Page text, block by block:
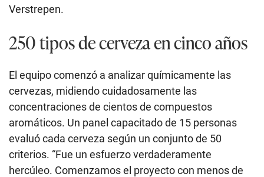
Verstrepen.
250 tipos de cerveza en cinco años
El equipo comenzó a analizar químicamente las
cervezas, midiendo cuidadosamente las
concentraciones de cientos de compuestos
aromáticos. Un panel capacitado de 15 personas
evaluó cada cerveza según un conjunto de 50
criterios. “Fue un esfuerzo verdaderamente
hercúleo. Comenzamos el proyecto con menos de